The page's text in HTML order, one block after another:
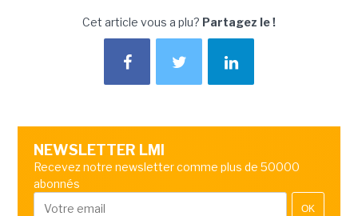
Cet article vous a plu? Partagez le !
NEWSLETTER LMI
Recevez notre newsletter comme plus de 50000
abonnés
OK